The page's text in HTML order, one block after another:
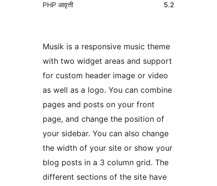
PHP आवृत्ती
5.2
Musik is a responsive music theme
with two widget areas and support
for custom header image or video
as well as a logo. You can combine
pages and posts on your front
page, and change the position of
your sidebar. You can also change
the width of your site or show your
blog posts in a 3 column grid. The
different sections of the site have